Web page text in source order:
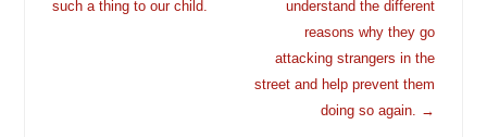
稿
such a thing to our child.
understand the different
reasons why they go
attacking strangers in the
street and help prevent them
doing so again. →